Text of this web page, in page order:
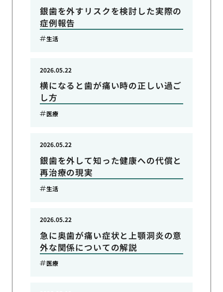
銀歯を外すリスクを検討した実際の
症例報告
生活
横になると歯が痛い時の正しい過ご
し方
2026.05.22
医療
銀歯を外して知った健康への代償と
再治療の現実
2026.05.22
生活
急に奥歯が痛い症状と上顎洞炎の意
外な関係についての解説
2026.05.22
医療